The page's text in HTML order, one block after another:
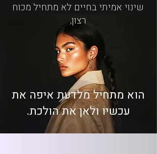
שינוי אמיתי בחיים לא מתחיל מכוח
רצון,
הוא מתחיל מלדעת איפה את
עכשיו ולאן את הולכת.